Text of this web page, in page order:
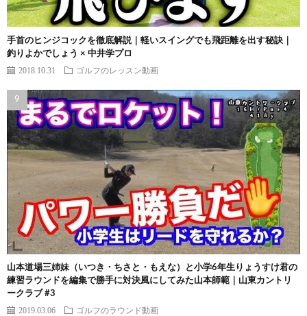
手首のヒンジコックを徹底解説｜軽いスイングでも飛距離を出す秘訣｜
釣りよかでしょう × 中井学プロ
2018.10.31 ゴルフのレッスン動画
山本道場三姉妹（いつき・ちさと・もえな）と小学6年生りょうすけ君の
練習ラウンドを編集で勝手に対決風にしてみた山本師範｜山東カントリ
ークラブ #3
2019.03.06 ゴルフのラウンド動画